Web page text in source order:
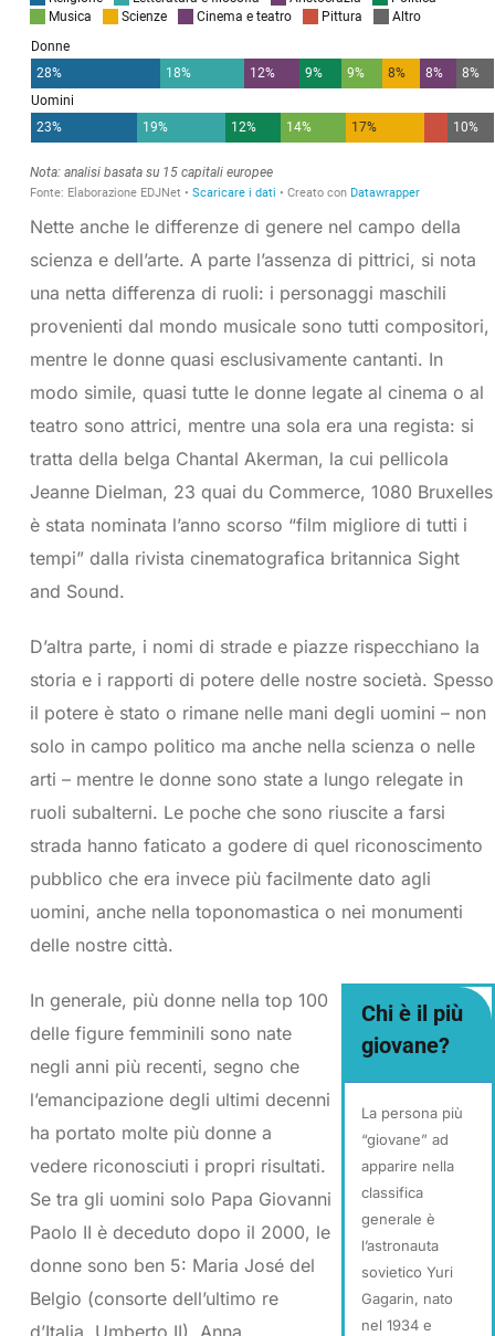
Nette anche le differenze di genere nel campo della
scienza e dell’arte. A parte l’assenza di pittrici, si nota
una netta differenza di ruoli: i personaggi maschili
provenienti dal mondo musicale sono tutti compositori,
mentre le donne quasi esclusivamente cantanti. In
modo simile, quasi tutte le donne legate al cinema o al
teatro sono attrici, mentre una sola era una regista: si
tratta della belga Chantal Akerman, la cui pellicola
Jeanne Dielman, 23 quai du Commerce, 1080 Bruxelles
è stata nominata l’anno scorso “film migliore di tutti i
tempi” dalla rivista cinematografica britannica Sight
and Sound.
D’altra parte, i nomi di strade e piazze rispecchiano la
storia e i rapporti di potere delle nostre società. Spesso
il potere è stato o rimane nelle mani degli uomini – non
solo in campo politico ma anche nella scienza o nelle
arti – mentre le donne sono state a lungo relegate in
ruoli subalterni. Le poche che sono riuscite a farsi
strada hanno faticato a godere di quel riconoscimento
pubblico che era invece più facilmente dato agli
uomini, anche nella toponomastica o nei monumenti
delle nostre città.
Chi è il più
giovane?
La persona più
“giovane” ad
apparire nella
classifica
generale è
l’astronauta
sovietico Yuri
Gagarin, nato
nel 1934 e
In generale, più donne nella top 100
delle figure femminili sono nate
negli anni più recenti, segno che
l’emancipazione degli ultimi decenni
ha portato molte più donne a
vedere riconosciuti i propri risultati.
Se tra gli uomini solo Papa Giovanni
Paolo II è deceduto dopo il 2000, le
donne sono ben 5: Maria José del
Belgio (consorte dell’ultimo re